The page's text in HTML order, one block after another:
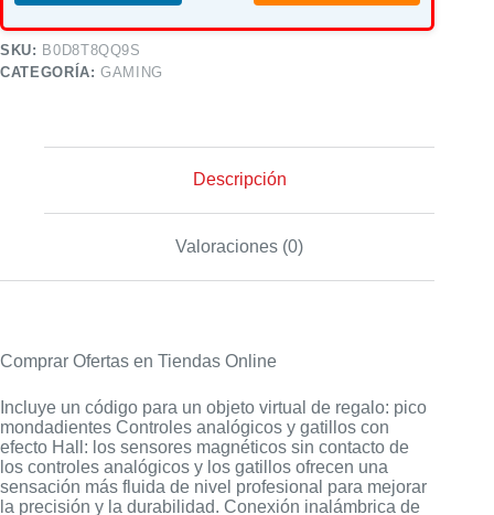
SKU: B0D8T8QQ9S
CATEGORÍA:GAMING
Descripción
Valoraciones (0)
Comprar Ofertas en Tiendas Online
Incluye un código para un objeto virtual de regalo: pico
mondadientes Controles analógicos y gatillos con
efecto Hall: los sensores magnéticos sin contacto de
los controles analógicos y los gatillos ofrecen una
sensación más fluida de nivel profesional para mejorar
la precisión y la durabilidad. Conexión inalámbrica de